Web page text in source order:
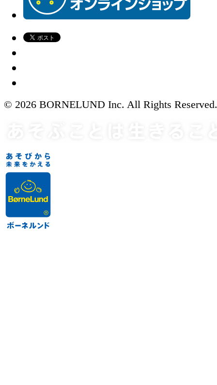
© 2026 BORNELUND Inc. All Rights Reserved.